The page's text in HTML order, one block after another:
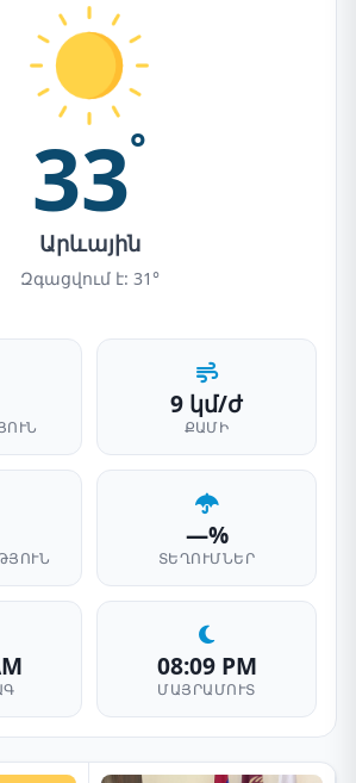
33°
Արևային
Զգացվում է: 31°
9 կմ/ժ
ՔԱՄԻ
—%
ՏԵՂՈՒՄՆԵՐ
08:09 PM
ՄԱՅՐԱՄՈՒՏ